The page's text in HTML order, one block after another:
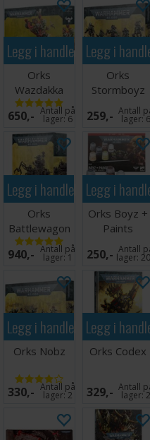
Legg i handlekurven
Orks
Wazdakka
Gutsmek
650,- Antall på
lager:6
Legg i
Orks
Stormboyz
259,- Antall
lager:6
Legg i handlekurven
Orks
Battlewagon
940,- Antall på
lager:1
Legg i
Orks Boyz +
Paints
250,- Antall
lager:
Legg i handlekurven
Orks Nobz
330,- Antall på
lager:2
Legg i
Orks Codex
329,- Antall
lager:2